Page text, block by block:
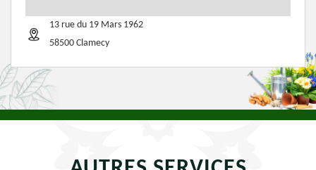
13 rue du 19 Mars 1962
58500 Clamecy